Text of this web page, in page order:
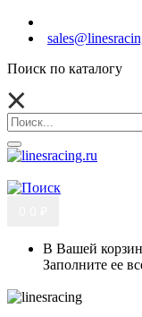
Поиск по каталогу
В Вашей
Заполните ее